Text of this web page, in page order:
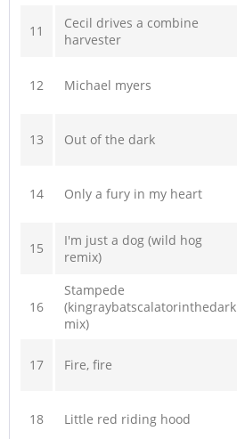
11
Cecil drives a combine
harvester
12 Michael myers
13 Out of the dark
14 Only a fury in my heart
15
I'm just a dog (wild hog
remix)
16
Stampede
(kingraybatscalatorinthedark
mix)
17 Fire, fire
18 Little red riding hood